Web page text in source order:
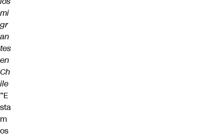
mi
gr
an
tes
en
Ch
ile
“E
sta
m
os